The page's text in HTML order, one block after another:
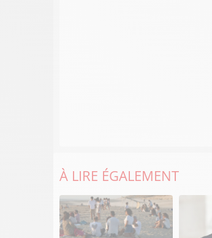
À LIRE ÉGALEMENT